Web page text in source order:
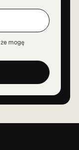
mogę